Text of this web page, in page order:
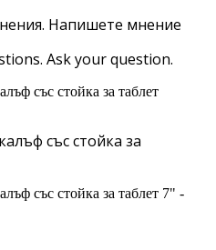
Напишете мнение
Ask your question.
със стойка за